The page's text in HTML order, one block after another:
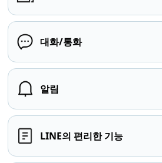
대화/통화
알림
LINE의 편리한 기능